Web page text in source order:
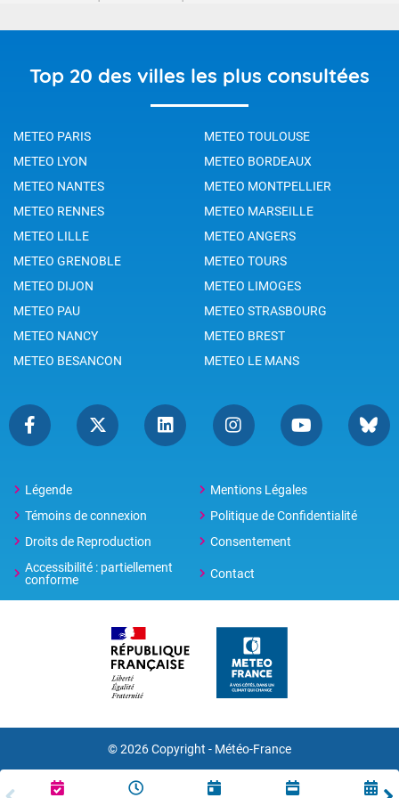
Top 20 des villes les plus consultées
METEO PARIS
METEO TOULOUSE
METEO LYON
METEO BORDEAUX
METEO NANTES
METEO MONTPELLIER
METEO RENNES
METEO MARSEILLE
METEO LILLE
METEO ANGERS
METEO GRENOBLE
METEO TOURS
METEO DIJON
METEO LIMOGES
METEO PAU
METEO STRASBOURG
METEO NANCY
METEO BREST
METEO BESANCON
METEO LE MANS
Légende
Mentions Légales
Témoins de connexion
Politique de Confidentialité
Droits de Reproduction
Consentement
Accessibilité : partiellement
conforme
Contact
© 2026 Copyright - Météo-France